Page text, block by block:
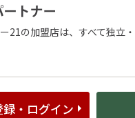
21の加盟店は、すべて独立・
録・ログイン